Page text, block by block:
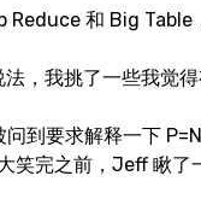
和 Big Table
，我挑了一些我觉得
到要求解释一下
笑完之前，Jeff 瞅了